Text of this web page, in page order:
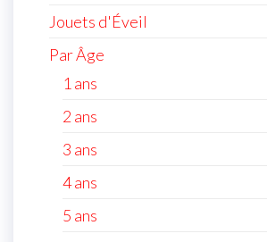
Jouets d'Éveil
Par Âge
1 ans
2 ans
3 ans
4 ans
5 ans